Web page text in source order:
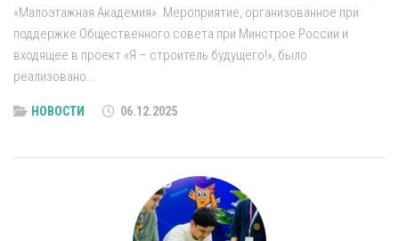
«Малоэтажная Академия». Мероприятие, организованное при
поддержке Общественного совета при Минстрое России и
входящее в проект «Я – строитель будущего!», было
реализовано...
НОВОСТИ 06.12.2025